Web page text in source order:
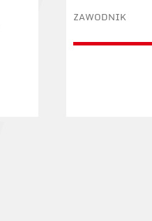
ZAWODNIK